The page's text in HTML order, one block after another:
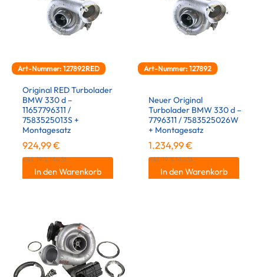
Art-Nummer: 127892RED
Original RED Turbolader
BMW 330 d –
11657796311 /
7583525013S +
Montagesatz
924,99€
inkl. 19 % MwSt.
In den Warenkorb
Art-Nummer: 127892
Neuer Original
Turbolader BMW 330 d –
7796311 / 7583525026W
+ Montagesatz
1.234,99€
inkl. 19 % MwSt.
In den Warenkorb